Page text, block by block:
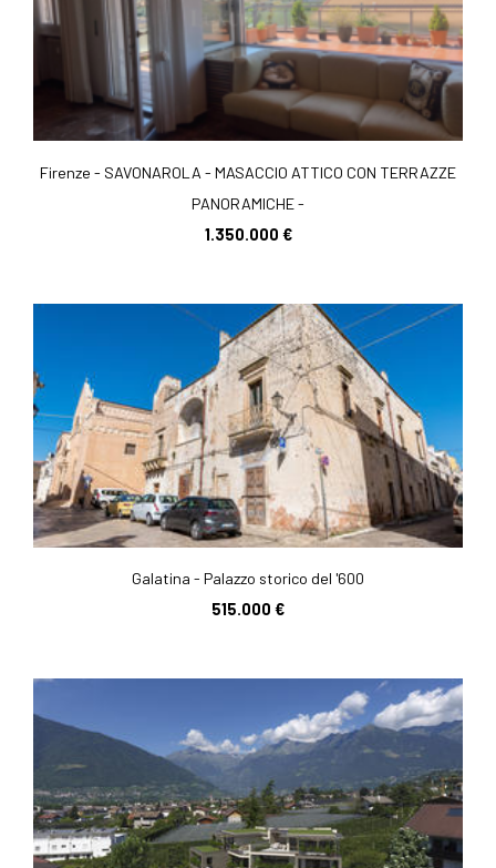
Firenze - SAVONAROLA - MASACCIO ATTICO CON TERRAZZE
PANORAMICHE -
1.350.000 €
Galatina - Palazzo storico del '600
515.000 €